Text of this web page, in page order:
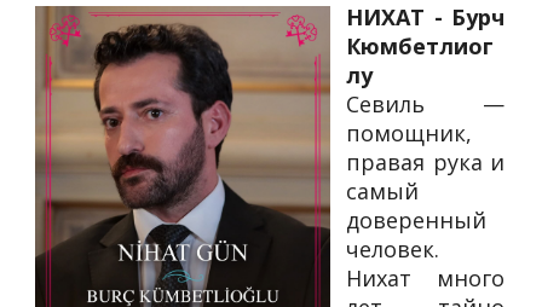
НИХАТ - Бурч
Кюмбетлиог
лу
Севиль —
помощник,
правая рука и
самый
доверенный
человек.
Нихат много